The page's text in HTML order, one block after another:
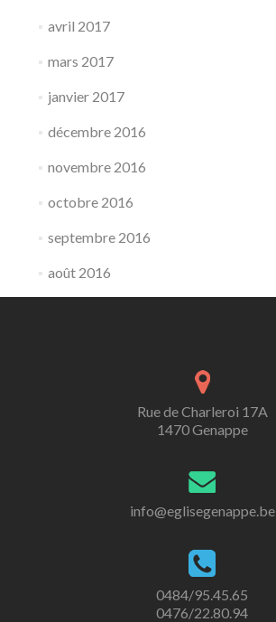
avril 2017
mars 2017
janvier 2017
décembre 2016
novembre 2016
octobre 2016
septembre 2016
août 2016
Rue de Charleroi 17A
1470 Genappe
info@eglisegenappe.be
0484/95.45.65
0476/22.80.94